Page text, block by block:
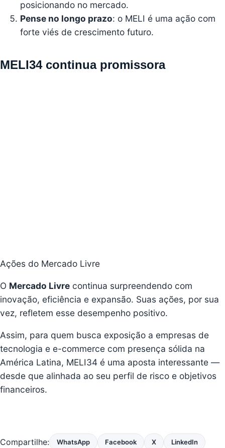
posicionando no mercado.
Pense no longo prazo: o MELI é uma ação com
forte viés de crescimento futuro.
MELI34 continua promissora
Ações do Mercado Livre
O Mercado Livre continua surpreendendo com
inovação, eficiência e expansão. Suas ações, por sua
vez, refletem esse desempenho positivo.
Assim, para quem busca exposição a empresas de
tecnologia e e-commerce com presença sólida na
América Latina, MELI34 é uma aposta interessante —
desde que alinhada ao seu perfil de risco e objetivos
financeiros.
Compartilhe: WhatsApp Facebook X LinkedIn